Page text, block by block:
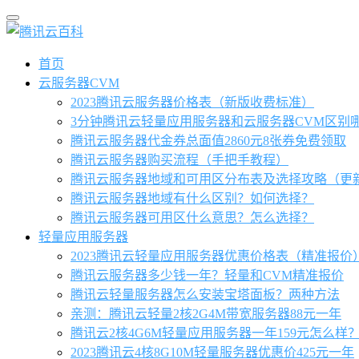
首页
云服务器CVM
2023腾讯云服务器价格表（新版收费标准）
3分钟腾讯云轻量应用服务器和云服务器CVM区别
腾讯云服务器代金券总面值2860元8张券免费领取
腾讯云服务器购买流程（手把手教程）
腾讯云服务器地域和可用区分布表及选择攻略（更
腾讯云服务器地域有什么区别？如何选择？
腾讯云服务器可用区什么意思？怎么选择？
轻量应用服务器
2023腾讯云轻量应用服务器优惠价格表（精准报价）
腾讯云服务器多少钱一年？轻量和CVM精准报价
腾讯云轻量服务器怎么安装宝塔面板？两种方法
亲测：腾讯云轻量2核2G4M带宽服务器88元一年
腾讯云2核4G6M轻量应用服务器一年159元怎么样？
2023腾讯云4核8G10M轻量服务器优惠价425元一年